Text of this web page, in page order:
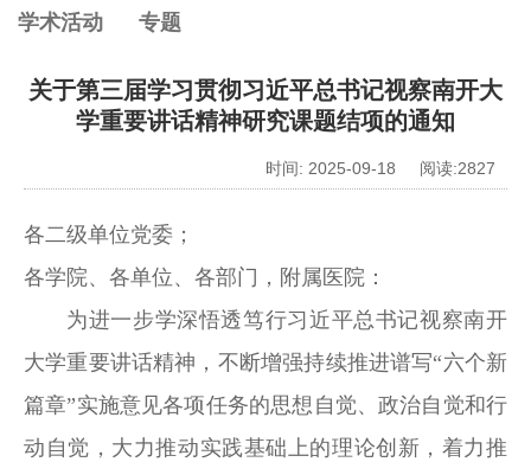
学术活动 专题
关于第三届学习贯彻习近平总书记视察南开大
学重要讲话精神研究课题结项的通知
时间: 2025-09-18 阅读:2827
各二级单位党委；
各学院、各单位、各部门，附属医院：
为进一步学深悟透笃行习近平总书记视察南开
大学重要讲话精神，不断增强持续推进谱写“六个新
篇章”实施意见各项任务的思想自觉、政治自觉和行
动自觉，大力推动实践基础上的理论创新，着力推